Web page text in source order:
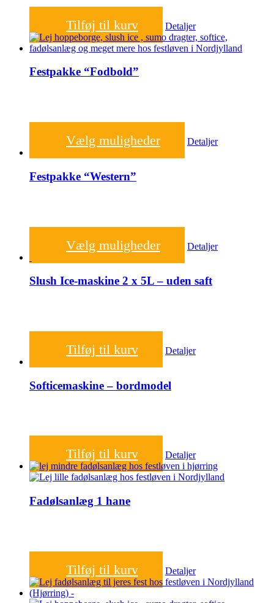
Tilføj til kurv Detaljer
Festpakke “Fodbold”
Vælg muligheder Detaljer
Festpakke “Western”
Vælg muligheder Detaljer
Slush Ice-maskine 2 x 5L – uden saft
Tilføj til kurv Detaljer
Softicemaskine – bordmodel
Tilføj til kurv Detaljer
Fadølsanlæg 1 hane
Tilføj til kurv Detaljer